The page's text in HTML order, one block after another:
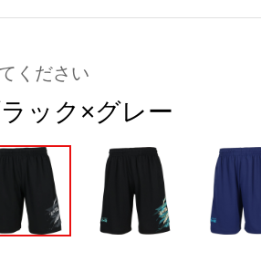
ください
ック×グレー